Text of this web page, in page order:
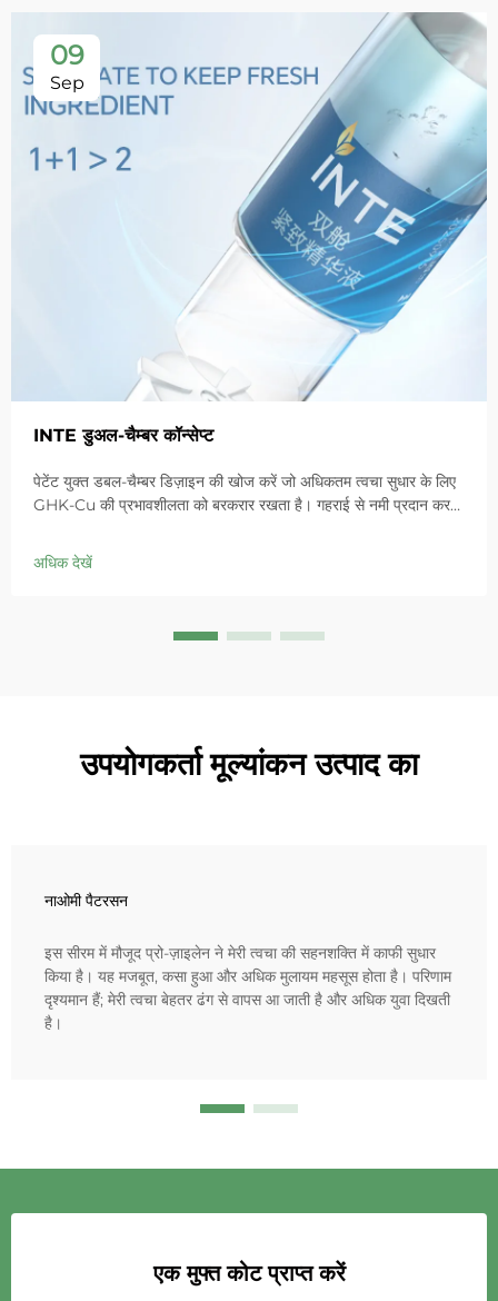
09
Sep
INTE डुअल-चैम्बर कॉन्सेप्ट
पेटेंट युक्त डबल-चैम्बर डिज़ाइन की खोज करें जो अधिकतम त्वचा सुधार के लिए
GHK-Cu की प्रभावशीलता को बरकरार रखता है। गहराई से नमी प्रदान करता
आज ही 'स्मॉल ब्लू चैम्बर' समाधान आजमाएं।
अधिक देखें
उपयोगकर्ता मूल्यांकन उत्पाद का
नाओमी पैटरसन
इस सीरम में मौजूद प्रो-ज़ाइलेन ने मेरी त्वचा की सहनशक्ति में काफी सुधार
किया है। यह मजबूत, कसा हुआ और अधिक मुलायम महसूस होता है। परिणाम
दृश्यमान हैं; मेरी त्वचा बेहतर ढंग से वापस आ जाती है और अधिक युवा दिखती
है।
एक मुफ्त कोट प्राप्त करें